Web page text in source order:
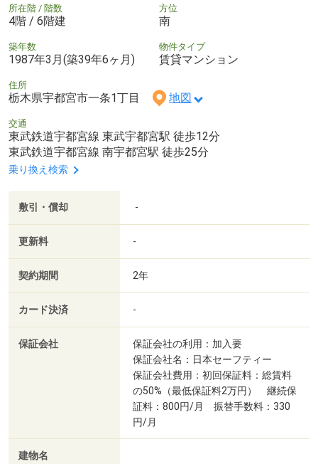
所在階 / 階数
4階 / 6階建
方位
南
築年数
1987年3月(築39年6ヶ月)
物件タイプ
賃貸マンション
住所
栃木県宇都宮市一条1丁目 地図
交通
東武鉄道宇都宮線 東武宇都宮駅 徒歩12分
東武鉄道宇都宮線 南宇都宮駅 徒歩25分
乗り換え検索
敷引・償却 -
更新料 -
契約期間 2年
カード決済 -
保証会社
保証会社の利用：加入要
保証会社名：日本セーフティー
保証会社費用：初回保証料：総賃料
の50%（最低保証料2万円） 継続保
証料：800円/月 振替手数料：330
円/月
建物名